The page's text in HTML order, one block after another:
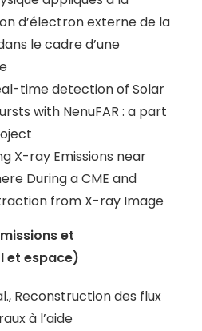
d’électron externe de la
le cadre d’une
time detection of Solar
with NenuFAR : a part
X-ray Emissions near
During a CME and
from X-ray Image
et
et espace)
Reconstruction des flux
à l’aide